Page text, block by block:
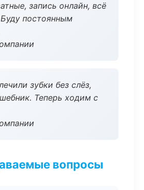
запись онлайн, всё
постоянным
зубки без слёз,
Теперь ходим с
вопросы